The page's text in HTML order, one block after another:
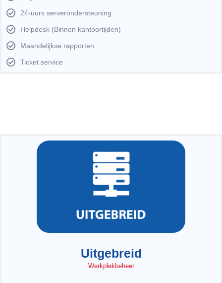
24-uurs serverondersteuning
Helpdesk (Binnen kantoortijden)
Maandelijkse rapporten
Ticket service
Uitgebreid
Werkplekbeheer